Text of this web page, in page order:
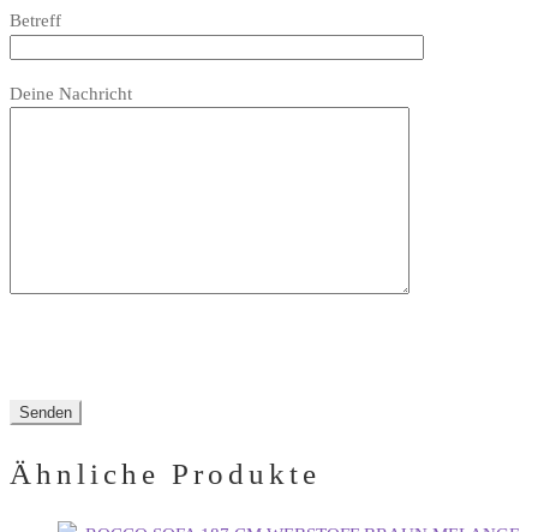
dieses
lasse
leer.
Betreff
lasse
Deine Nachricht
Ähnliche Produkte